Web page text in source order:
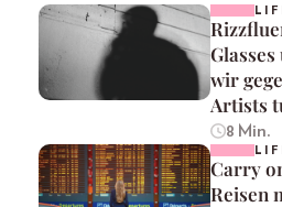
Glasses
wir
Artists
8 Min.
Carry
Reisen